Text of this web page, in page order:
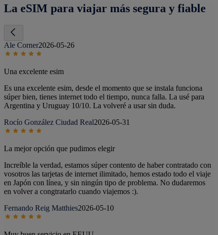
La eSIM para viajar más segura y fiable
Ale Corner2026-05-26
Una excelente esim
Es una excelente esim, desde el momento que se instala funciona
súper bien, tienes internet todo el tiempo, nunca falla. La usé para
Argentina y Uruguay 10/10. La volveré a usar sin duda.
Rocío González Ciudad Real2026-05-31
La mejor opción que pudimos elegir
Increíble la verdad, estamos súper contento de haber contratado con
vosotros las tarjetas de internet ilimitado, hemos estado todo el viaje
en Japón con línea, y sin ningún tipo de problema. No dudaremos
en volver a congtratarlo cuando viajemos :).
Fernando Reig Matthies2026-05-10